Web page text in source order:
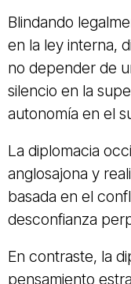
Blindando
en la ley interna,
no depender de
silencio en la
autonomía en el
La diplomacia
anglosajona y
basada en el
desconfianza
En contraste, la
pensamiento